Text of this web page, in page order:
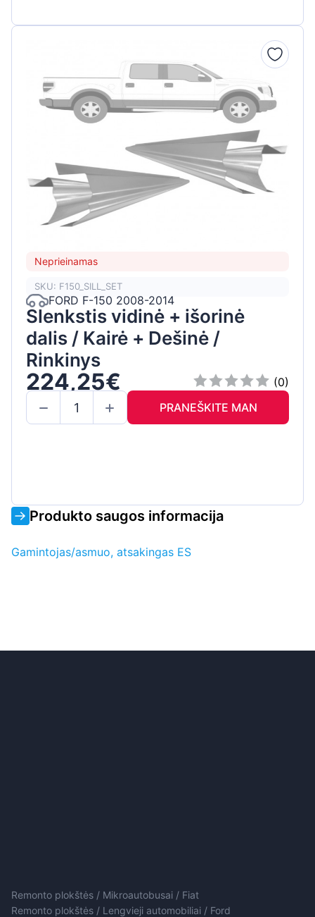
Neprieinamas
SKU: F150_SILL_SET
FORD F-150 2008-2014
Slenkstis vidinė + išorinė
dalis / Kairė + Dešinė /
Rinkinys
224,25€
(0)
PRANEŠKITE MAN
Produkto saugos informacija
Gamintojas/asmuo, atsakingas ES
Remonto plokštės / Mikroautobusai / Fiat
Remonto plokštės / Lengvieji automobiliai / Ford